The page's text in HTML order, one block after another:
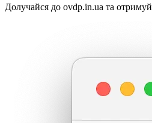
Долучайся до ovdp.in.ua та отримуй